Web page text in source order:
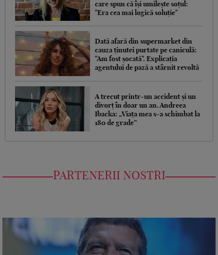
care spun că își umilește soțul:
"Era cea mai logică soluție"
Dată afară din supermarket din
cauza ținutei purtate pe caniculă:
"Am fost șocată". Explicația
agentului de pază a stârnit revoltă
A trecut printr-un accident și un
divorț în doar un an. Andreea
Ibacka: „Viața mea s-a schimbat la
180 de grade”
PARTENERII NOSTRI